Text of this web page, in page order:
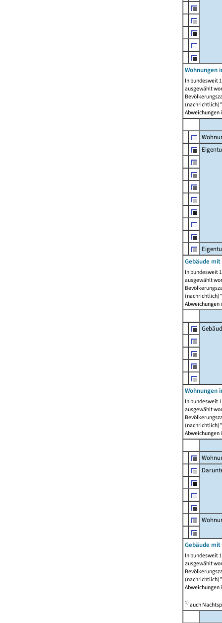
Wohnungen
In bundesweit
ausgewählt
Abweichungen
Gebäude
In bundesweit
ausgewählt
Abweichungen
Wohnungen
In bundesweit
ausgewählt
Abweichungen
Gebäude
In bundesweit
ausgewählt
Abweichungen
1)auch